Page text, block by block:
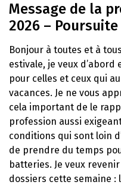
Message de la
2026 –
Bonjour à toutes et à
estivale, je veux
pour celles et ceux qui
vacances. Je ne vous
cela important de le
profession aussi
conditions qui sont loin
de prendre du temps
batteries. Je veux
dossiers cette semaine :